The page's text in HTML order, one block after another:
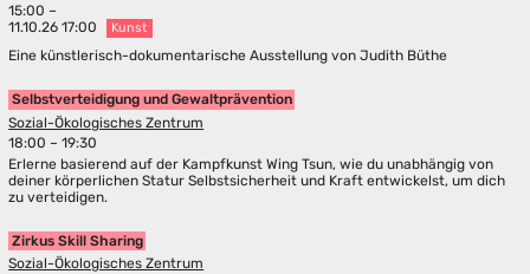
15:00 –
11.10.26 17:00
Kunst
Eine künstlerisch-dokumentarische Ausstellung von Judith Büthe
Selbstverteidigung und Gewaltprävention
Sozial-Ökologisches Zentrum
18:00 – 19:30
Erlerne basierend auf der Kampfkunst Wing Tsun, wie du unabhängig von
deiner körperlichen Statur Selbstsicherheit und Kraft entwickelst, um dich
zu verteidigen.
Zirkus Skill Sharing
Sozial-Ökologisches Zentrum